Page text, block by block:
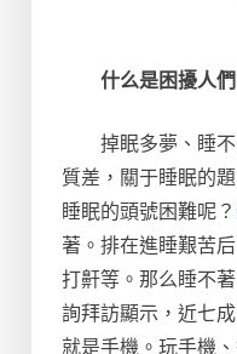
什么是困擾人
掉眠多夢、睡
質差，關于睡眠的
睡眠的頭號困難呢？
著。排在進睡艱苦
打鼾等。那么睡不
詢拜訪顯示，近七
就是手機。玩手機